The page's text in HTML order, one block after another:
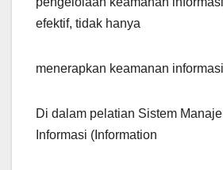
efektif, tidak hanya
menerapkan keamanan
Di dalam pelatian Sistem
Informasi (Information